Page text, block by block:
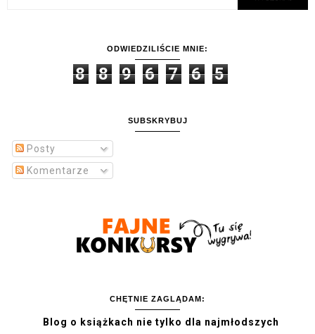
ODWIEDZILIŚCIE MNIE:
8 8 9 6 7 6 5
SUBSKRYBUJ
Posty
Komentarze
CHĘTNIE ZAGLĄDAM:
Blog o książkach nie tylko dla najmłodszych